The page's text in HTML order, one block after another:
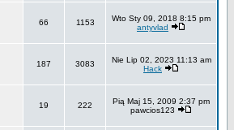
66 1153
Wto Sty 09, 2018 8:15 pm
antyvlad
187 3083
Nie Lip 02, 2023 11:13 am
Hack
19 222
Pią Maj 15, 2009 2:37 pm
pawcios123